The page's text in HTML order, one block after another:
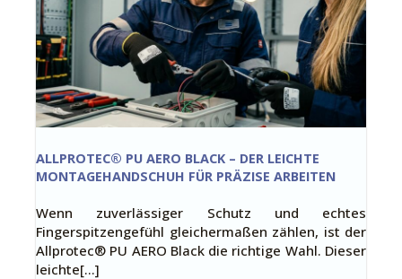
ALLPROTEC® PU AERO BLACK – DER LEICHTE
MONTAGEHANDSCHUH FÜR PRÄZISE ARBEITEN
Wenn zuverlässiger Schutz und echtes
Fingerspitzengefühl gleichermaßen zählen, ist der
Allprotec® PU AERO Black die richtige Wahl. Dieser
leichte[…]